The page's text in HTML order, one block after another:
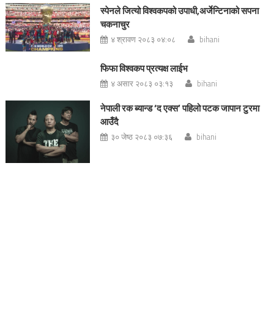
स्पेनले जित्यो विश्वकपको उपाधी,अर्जेन्टिनाको सपना
चकनाचुर
४ श्रावण २०८३ ०४:०८ bihani
फिफा विश्वकप प्रत्यक्ष लाईभ
४ असार २०८३ ०३:१३ bihani
नेपाली रक ब्यान्ड ‘द एक्स’ पहिलो पटक जापान टुरमा
आउँदै
३० जेष्ठ २०८३ ०७:३६ bihani